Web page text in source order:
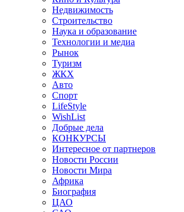
Недвижимость
Строительство
Наука и образование
Технологии и медиа
Рынок
Туризм
ЖКХ
Авто
Спорт
LifeStyle
WishList
Добрые дела
КОНКУРСЫ
Интересное от партнеров
Новости России
Новости Мира
Африка
Биография
ЦАО